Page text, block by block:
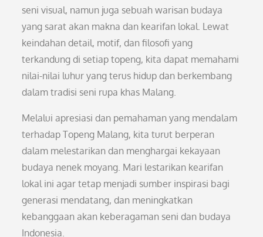
seni visual, namun juga sebuah warisan budaya
yang sarat akan makna dan kearifan lokal. Lewat
keindahan detail, motif, dan filosofi yang
terkandung di setiap topeng, kita dapat memahami
nilai-nilai luhur yang terus hidup dan berkembang
dalam tradisi seni rupa khas Malang.
Melalui apresiasi dan pemahaman yang mendalam
terhadap Topeng Malang, kita turut berperan
dalam melestarikan dan menghargai kekayaan
budaya nenek moyang. Mari lestarikan kearifan
lokal ini agar tetap menjadi sumber inspirasi bagi
generasi mendatang, dan meningkatkan
kebanggaan akan keberagaman seni dan budaya
Indonesia.